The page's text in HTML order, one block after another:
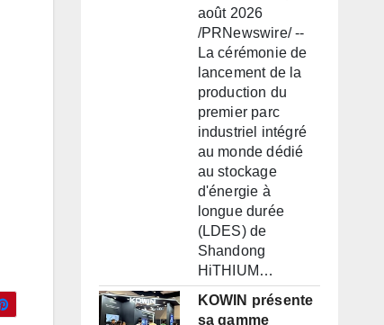
août 2026
/PRNewswire/ --
La cérémonie de
lancement de la
production du
premier parc
industriel intégré
au monde dédié
au stockage
d'énergie à
longue durée
(LDES) de
Shandong
HiTHIUM…
KOWIN présente
sa gamme